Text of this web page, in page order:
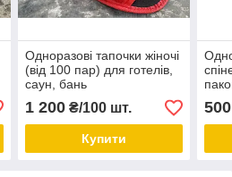
Одноразові тапочки жіночі
(від 100 пар) для готелів,
саун, бань
1 200₴/100 шт.
Купити
500